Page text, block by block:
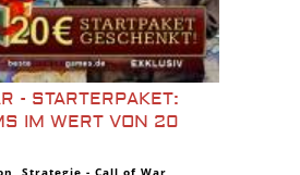
- STARTERPAKET:
IM WERT VON 20
Strategie - Call of War